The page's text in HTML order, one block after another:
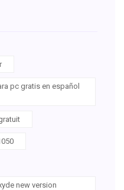
pc gratis en español
new version